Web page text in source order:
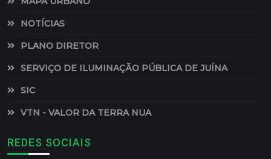
NOTÍCIAS
PLANO DIRETOR
SERVIÇO DE ILUMINAÇÃO PÚBLICA DE JUÍNA
SIC
VTN - VALOR DA TERRA NUA
REDES SOCIAIS